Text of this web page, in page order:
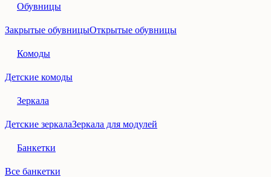
Обувницы
Закрытые обувницыОткрытые обувницы
Комоды
Детские комоды
Зеркала
Детские зеркалаЗеркала для модулей
Банкетки
Все банкетки